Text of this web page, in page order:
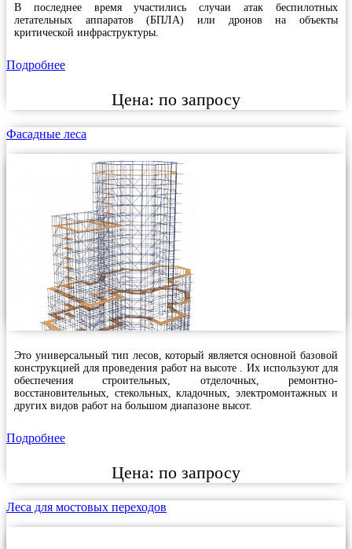
В последнее время участились случаи атак беспилотных
летательных аппаратов (БПЛА) или дронов на объекты
критической инфраструктуры.
Подробнее
Цена: по запросу
Фасадные леса
Это универсальный тип лесов, который является основной базовой
конструкцией для проведения работ на высоте . Их используют для
обеспечения строительных, отделочных, ремонтно-
восстановительных, стекольных, кладочных, электромонтажных и
других видов работ на большом диапазоне высот.
Подробнее
Цена: по запросу
Леса для мостовых переходов